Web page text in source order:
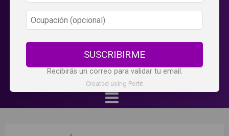
SUSCRIBIRME
Recibirás un correo para validar tu email.
Created using Perfit